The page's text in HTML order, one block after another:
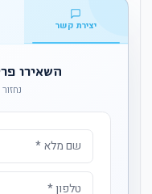
יצירת קשר
השאירו
נחזור